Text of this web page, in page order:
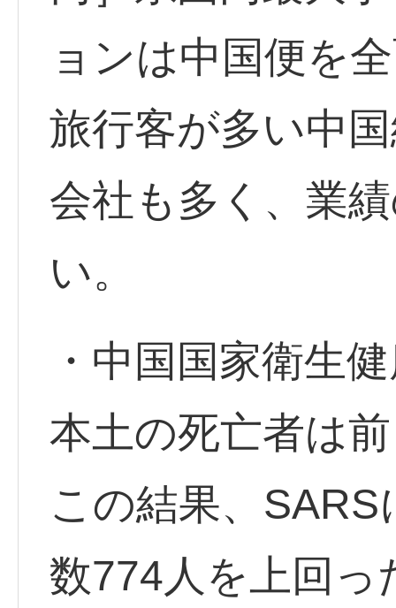
ョンは中国便を
旅行客が多い中
会社も多く、業
い。
・中国国家衛生
本土の死亡者は
この結果、
数774人を上回っ